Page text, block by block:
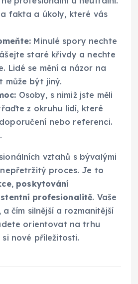
fakta a úkoly, které vás
Minulé spory nechte
staré křivdy a nechte
Lidé se mění a názor na
může být jiný.
Osoby, s nimiž jste měli
z okruhu lidí, které
nebo referenci.
vztahů s bývalými
proces. Je to
, poskytování
profesionalitě. Vaše
čím silnější a rozmanitější
orientovat na trhu
nové příležitosti.